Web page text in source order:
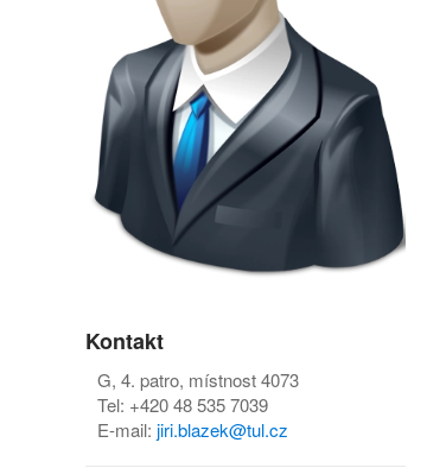
Kontakt
G, 4. patro, místnost 4073
Tel: +420 48 535 7039
E-mail: jiri.blazek@tul.cz